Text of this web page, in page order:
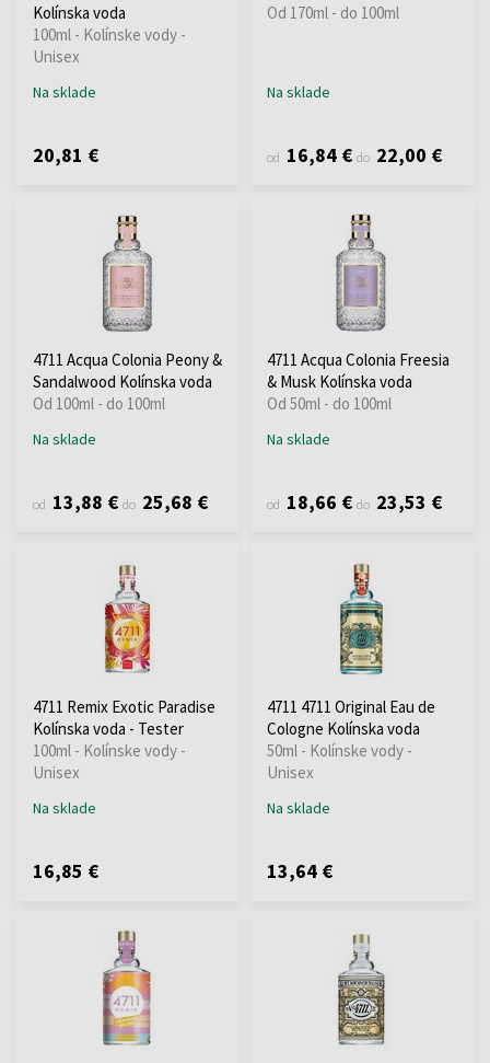
Kolínska voda
100ml - Kolínske vody -
Unisex
Na sklade
20,81 €
Od 170ml - do 100ml
Na sklade
od 16,84 € do 22,00 €
4711 Acqua Colonia Peony &
Sandalwood Kolínska voda
Od 100ml - do 100ml
Na sklade
od 13,88 € do 25,68 €
4711 Acqua Colonia Freesia
& Musk Kolínska voda
Od 50ml - do 100ml
Na sklade
od 18,66 € do 23,53 €
4711 Remix Exotic Paradise
Kolínska voda - Tester
100ml - Kolínske vody -
Unisex
Na sklade
16,85 €
4711 4711 Original Eau de
Cologne Kolínska voda
50ml - Kolínske vody -
Unisex
Na sklade
13,64 €